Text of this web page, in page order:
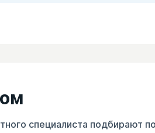
специалиста подбирают